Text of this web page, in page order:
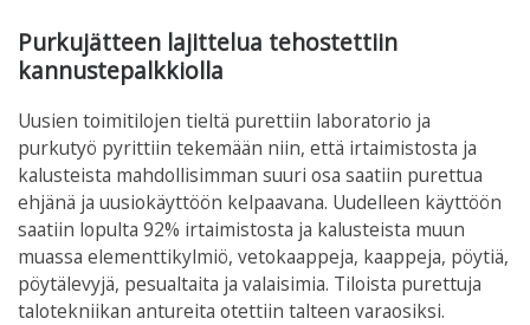
Purkujätteen lajittelua tehostettiin
kannustepalkkiolla
Uusien toimitilojen tieltä purettiin laboratorio ja
purkutyö pyrittiin tekemään niin, että irtaimistosta ja
kalusteista mahdollisimman suuri osa saatiin purettua
ehjänä ja uusiokäyttöön kelpaavana. Uudelleen käyttöön
saatiin lopulta 92% irtaimistosta ja kalusteista muun
muassa elementtikylmiö, vetokaappeja, kaappeja, pöytiä,
pöytälevyjä, pesualtaita ja valaisimia. Tiloista purettuja
talotekniikan antureita otettiin talteen varaosiksi.